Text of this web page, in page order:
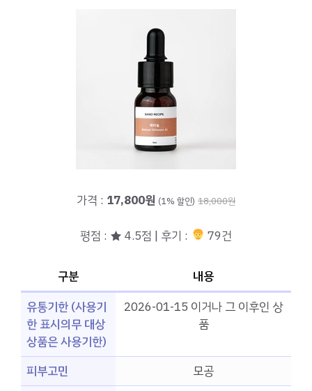
가격 : 17,800원 (1% 할인) 18,000원
평점 : ★ 4.5점 | 후기 : 79건
구분
내용
유통기한 (사용기
한 표시의무 대상
상품은 사용기한)
2026-01-15 이거나 그 이후인 상
품
피부고민
모공